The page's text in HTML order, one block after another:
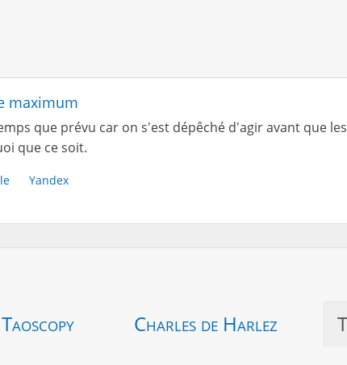
maximum
que prévu car on s'est dépêché d'agir avant que
que ce soit.
Yandex
Taoscopy Charles de Harlez